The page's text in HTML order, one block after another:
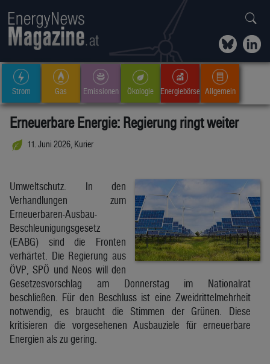
Strom Gas Emissionen Ökologie Energiebörse Allgemein
Erneuerbare Energie: Regierung ringt weiter
11. Juni 2026, Kurier
Umweltschutz. In den
Verhandlungen zum
Erneuerbaren-Ausbau-
Beschleunigungsgesetz
(EABG) sind die Fronten
verhärtet. Die Regierung aus
ÖVP, SPÖ und Neos will den
Gesetzesvorschlag am Donnerstag im Nationalrat
beschließen. Für den Beschluss ist eine Zweidrittelmehrheit
notwendig, es braucht die Stimmen der Grünen. Diese
kritisieren die vorgesehenen Ausbauziele für erneuerbare
Energien als zu gering.